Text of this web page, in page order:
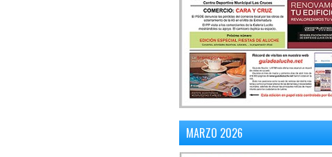
MARZO 2026